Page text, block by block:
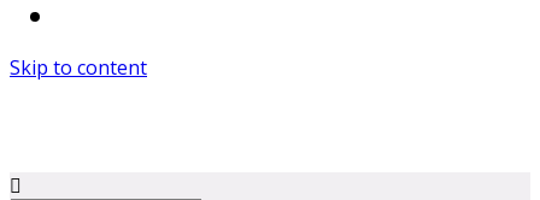
Skip to content